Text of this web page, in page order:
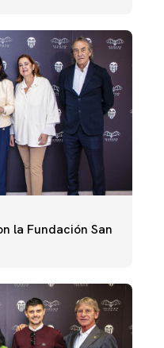
la Fundación San